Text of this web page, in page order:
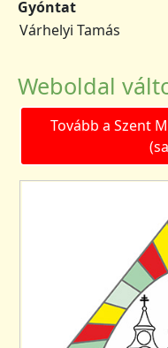
Gyóntat
Várhelyi Tamás
Weboldal
Tovább a Szent